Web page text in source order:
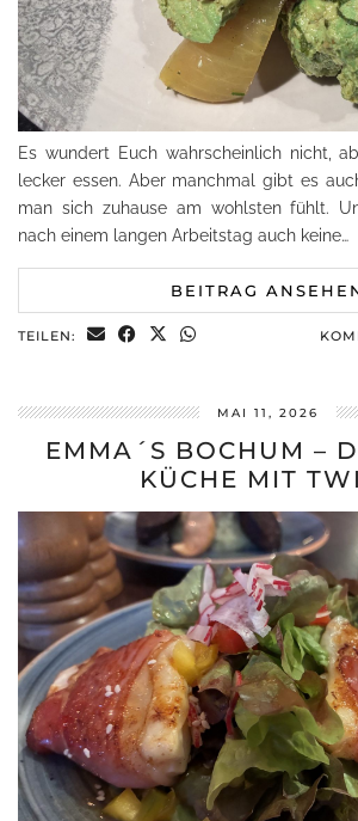
Es wundert Euch wahrscheinlich nicht,
lecker essen. Aber manchmal gibt es
man sich zuhause am wohlsten fühlt.
nach einem langen Arbeitstag auch keine…
BEITRAG
TEILEN:
MAI 11, 2026
EMMA´S BOCHUM –
KÜCHE MIT